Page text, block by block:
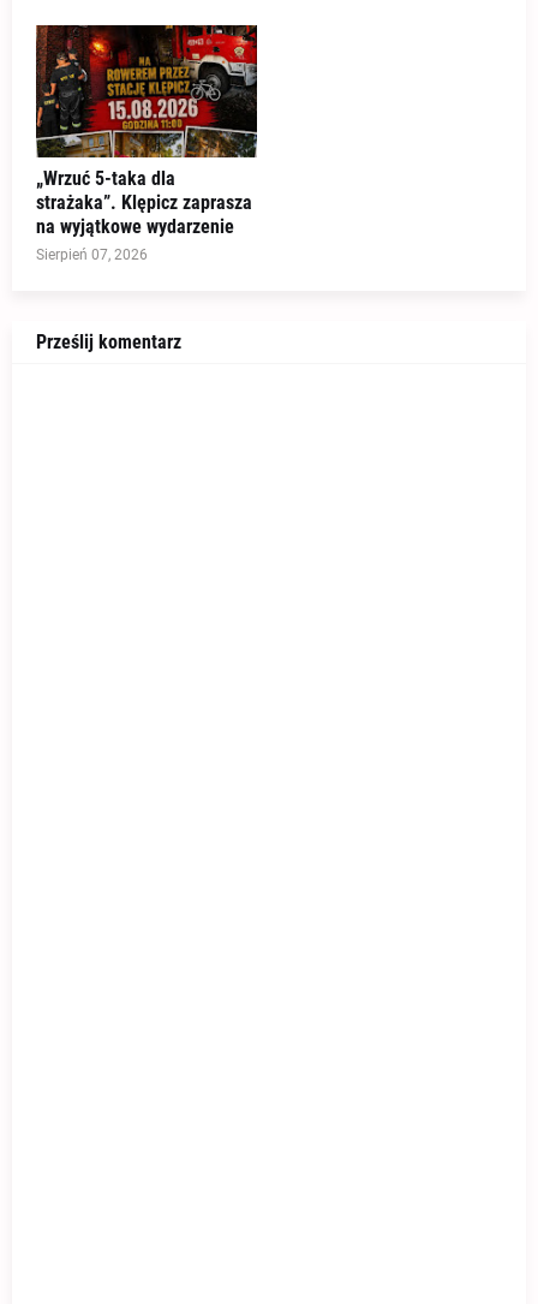
„Wrzuć 5-taka dla
strażaka”. Klępicz zaprasza
na wyjątkowe wydarzenie
Sierpień 07, 2026
Prześlij komentarz